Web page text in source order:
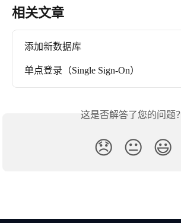
相关文章
添加新数据库
单点登录（Single Sign-On）
这是否解答了您的问题？
😞 😐 😃